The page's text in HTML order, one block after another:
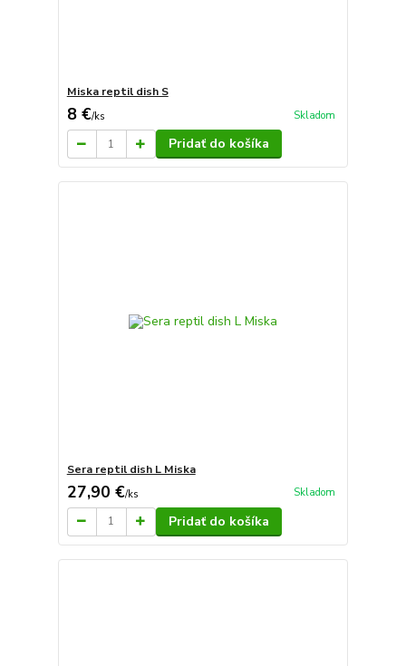
Miska reptil dish S
8 €/ks Skladom
Pridať do košíka
Sera reptil dish L Miska
27,90 €/ks Skladom
Pridať do košíka